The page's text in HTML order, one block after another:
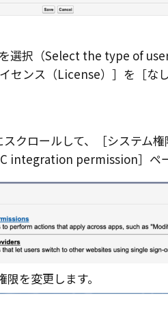
選択（Select the type of
センス（License） を な
クロールして、
システム
integration permission ペ
を変更します。